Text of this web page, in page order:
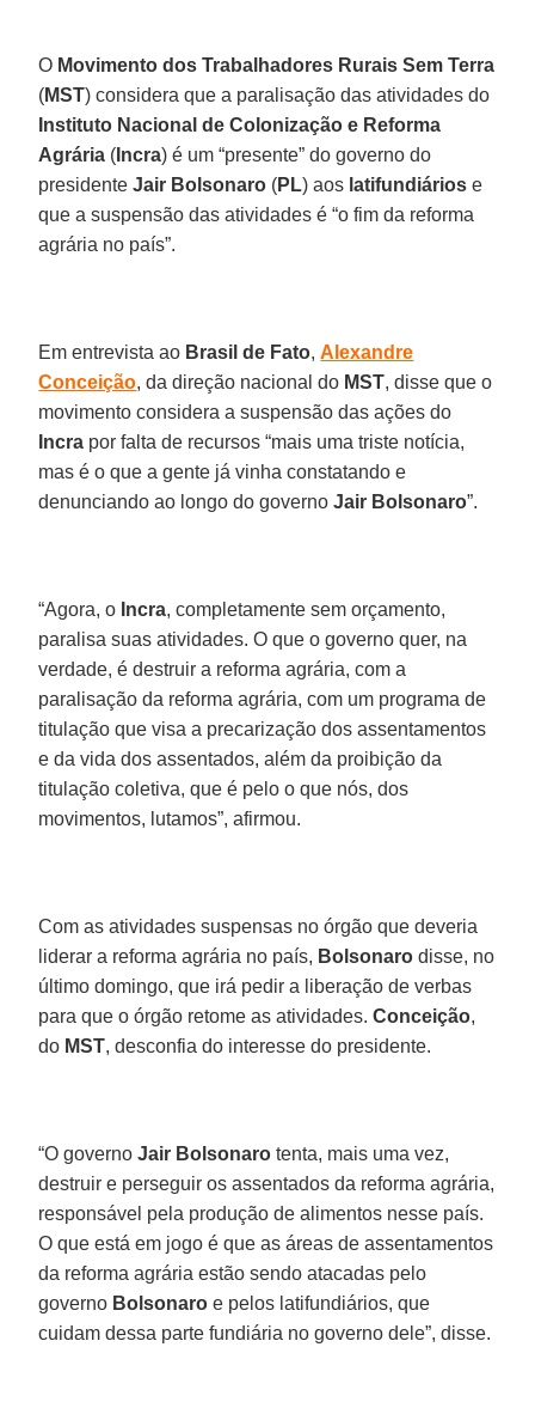
O Movimento dos Trabalhadores Rurais Sem Terra
(MST) considera que a paralisação das atividades do
Instituto Nacional de Colonização e Reforma
Agrária ( Incra) é um “presente” do governo do
presidente Jair Bolsonaro (PL) aos latifundiários e
que a suspensão das atividades é “o fim da reforma
agrária no país”.
Em entrevista ao Brasil de Fato,Alexandre
Conceição, da direção nacional do MST, disse que o
movimento considera a suspensão das ações do
Incra por falta de recursos “mais uma triste notícia,
mas é o que a gente já vinha constatando e
denunciando ao longo do governoJair Bolsonaro”.
“Agora, o Incra, completamente sem orçamento,
paralisa suas atividades. O que o governo quer, na
verdade, é destruir a reforma agrária, com a
paralisação da reforma agrária, com um programa de
titulação que visa a precarização dos assentamentos
e da vida dos assentados, além da proibição da
titulação coletiva, que é pelo o que nós, dos
movimentos, lutamos”, afirmou.
Com as atividades suspensas no órgão que deveria
liderar a reforma agrária no país, Bolsonaro disse, no
último domingo, que irá pedir a liberação de verbas
para que o órgão retome as atividades.Conceição,
do MST, desconfia do interesse do presidente.
“O governoJair Bolsonaro tenta, mais uma vez,
destruir e perseguir os assentados da reforma agrária,
responsável pela produção de alimentos nesse país.
O que está em jogo é que as áreas de assentamentos
da reforma agrária estão sendo atacadas pelo
governo Bolsonaro e pelos latifundiários, que
cuidam dessa parte fundiária no governo dele”, disse.